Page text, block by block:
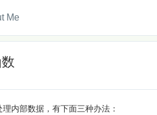
Me
内部数据，有下面三种办法：